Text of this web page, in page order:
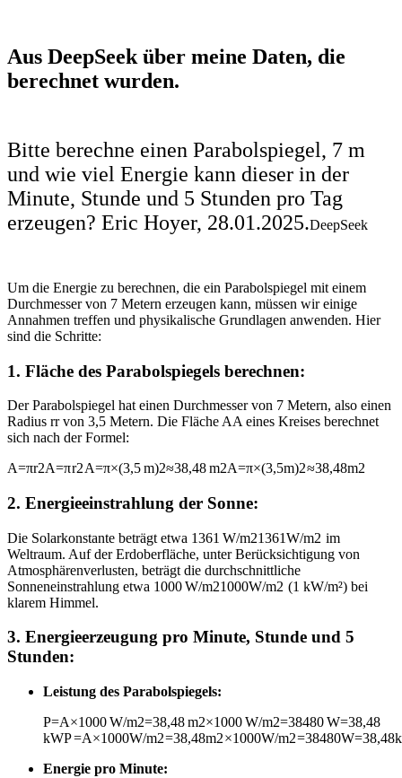
Aus DeepSeek über meine Daten, die
berechnet wurden.
Bitte berechne einen Parabolspiegel, 7 m
und wie viel Energie kann dieser in der
Minute, Stunde und 5 Stunden pro Tag
erzeugen? Eric Hoyer, 28.01.2025.DeepSeek
Um die Energie zu berechnen, die ein Parabolspiegel mit einem
Durchmesser von 7 Metern erzeugen kann, müssen wir einige
Annahmen treffen und physikalische Grundlagen anwenden. Hier
sind die Schritte:
1. Fläche des Parabolspiegels berechnen:
Der Parabolspiegel hat einen Durchmesser von 7 Metern, also einen
Radius rrvon 3,5 Metern. Die Fläche AA eines Kreises berechnet
sich nach der Formel:
A=πr2A=πr2A=π×(3,5 m)2≈38,48 m2A=π×(3,5m)2≈38,48m2
2. Energieeinstrahlung der Sonne:
Die Solarkonstante beträgt etwa 1361 W/m21361W/m2 im
Weltraum. Auf der Erdoberfläche, unter Berücksichtigung von
Atmosphärenverlusten, beträgt die durchschnittliche
Sonneneinstrahlung etwa 1000 W/m21000W/m2 (1 kW/m²) bei
klarem Himmel.
3. Energieerzeugung pro Minute, Stunde und 5
Stunden:
Leistung des Parabolspiegels:
P=A×1000 W/m2=38,48 m2×1000 W/m2=38480 W=38,48
kWP=A×1000W/m2=38,48m2×1000W/m2=38480W=38,48
Energie pro Minute: